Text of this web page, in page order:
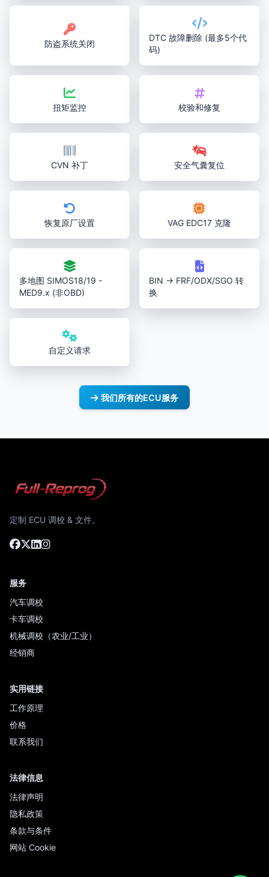
防盗系统关闭
DTC 故障删除 (最多5个代
码)
扭矩监控 校验和修复
CVN 补丁 安全气囊复位
恢复原厂设置 VAG EDC17 克隆
多地图 SIMOS18/19 -
MED9.x (非OBD)
BIN → FRF/ODX/SGO 转
换
自定义请求
我们所有的ECU服务
定制 ECU 调校 & 文件。
服务
汽车调校
卡车调校
机械调校（农业/工业）
经销商
实用链接
工作原理
价格
联系我们
法律信息
法律声明
隐私政策
条款与条件
网站 Cookie